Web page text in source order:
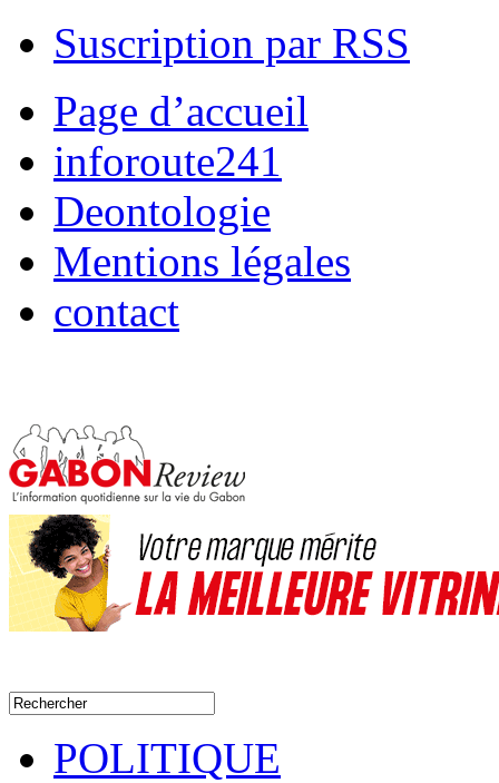
Suscription par RSS
Page d’accueil
inforoute241
Deontologie
Mentions légales
contact
POLITIQUE